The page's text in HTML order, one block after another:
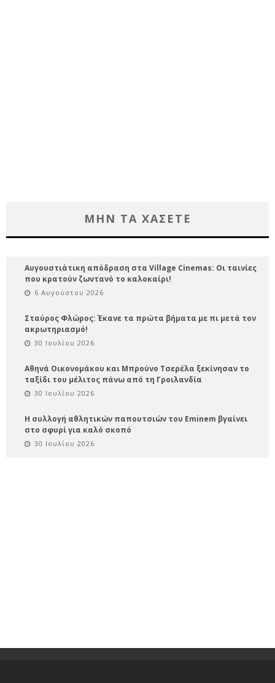
ΜΗΝ ΤΑ ΧΑΣΕΤΕ
Αυγουστιάτικη απόδραση στα Village Cinemas: Οι ταινίες
που κρατούν ζωντανό το καλοκαίρι!
6 Αυγούστου 2026
Σταύρος Φλώρος: Έκανε τα πρώτα βήματα με πι μετά τον
ακρωτηριασμό!
30 Ιουλίου 2026
Αθηνά Οικονομάκου και Μπρούνο Τσερέλα ξεκίνησαν το
ταξίδι του μέλιτος πάνω από τη Γροιλανδία
30 Ιουλίου 2026
Η συλλογή αθλητικών παπουτσιών του Eminem βγαίνει
στο σφυρί για καλό σκοπό
30 Ιουλίου 2026